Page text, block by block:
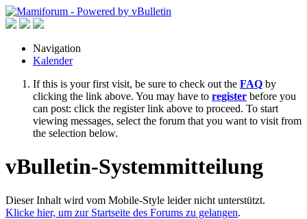
Navigation
Kalender
If this is your first visit, be sure to check out the FAQ by
clicking the link above. You may have to register before you
can post: click the register link above to proceed. To start
viewing messages, select the forum that you want to visit from
the selection below.
vBulletin-Systemmitteilung
Dieser Inhalt wird vom Mobile-Style leider nicht unterstützt.
Klicke hier, um zur Startseite des Forums zu gelangen.